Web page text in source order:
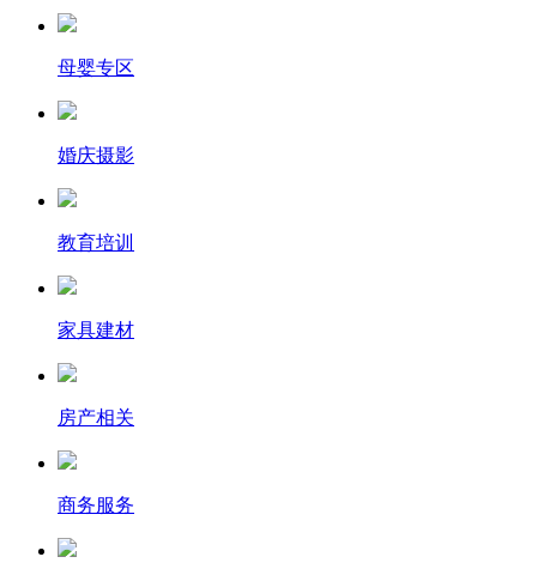
母婴专区
婚庆摄影
教育培训
家具建材
房产相关
商务服务